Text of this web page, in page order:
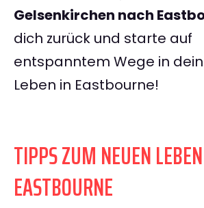
Gelsenkirchen nach
dich zurück und starte auf
entspanntem Wege in
Leben in Eastbourne!
TIPPS ZUM NEUEN
EASTBOURNE